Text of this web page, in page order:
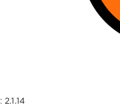
: 2.1.14